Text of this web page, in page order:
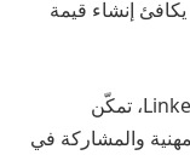
إنشاء قيمة
على عكس نموذج الاستخراج الخاص بـ LinkedIn، تمكّن
والمشاركة في